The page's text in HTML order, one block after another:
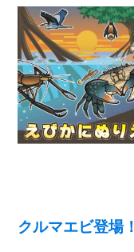
クルマエビ登場！